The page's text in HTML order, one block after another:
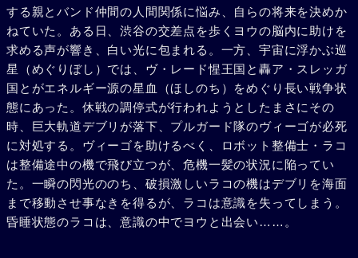
する親とバンド仲間の人間関係に悩み、自らの将来を決めか
ねていた。ある日、渋谷の交差点を歩くヨウの脳内に助けを
求める声が響き、白い光に包まれる。一方、宇宙に浮かぶ巡
星（めぐりぼし）では、ヴ・レード惺王国と轟ア・スレッガ
国とがエネルギー源の星血（ほしのち）をめぐり長い戦争状
態にあった。休戦の調停式が行われようとしたまさにその
時、巨大軌道デブリが落下、プルガード隊のヴィーゴが必死
に対処する。ヴィーゴを助けるべく、ロボット整備士・ラコ
は整備途中の機で飛び立つが、危機一髪の状況に陥ってい
た。一瞬の閃光ののち、破損激しいラコの機はデブリを海面
まで移動させ事なきを得るが、ラコは意識を失ってしまう。
昏睡状態のラコは、意識の中でヨウと出会い……。